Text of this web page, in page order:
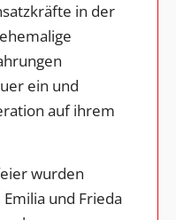
in der
ein und
auf ihrem
wurden
und Frieda